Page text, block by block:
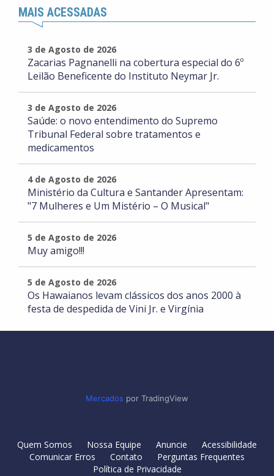
MAIS ACESSADAS
3 de Agosto de 2026
Zacarias Pagnanelli na cobertura especial do 6º
Leilão Beneficente do Instituto Neymar Jr.
3 de Agosto de 2026
Saúde: o novo entendimento do Supremo
Tribunal Federal sobre tratamentos e
medicamentos
4 de Agosto de 2026
Ministério da Cultura e Santander Apresentam:
"7 Mulheres e Um Mistério – O Musical"
5 de Agosto de 2026
Muy amigo!!!
5 de Agosto de 2026
Os Hawaianos levam clássicos dos anos 2000 à
festa de despedida de Vini Jr. e Virgínia
Mercados por TradingView
Quem Somos Nossa Equipe Anuncie
Acessibilidade
Comunicar Erros
Contato
Perguntas Frequentes
Política de Privacidade